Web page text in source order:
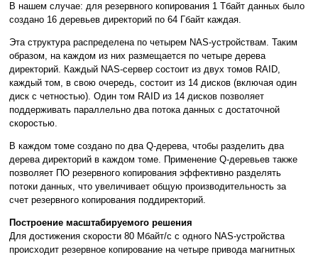
В нашем случае: для резервного копирования 1 Tбайт данных было
создано 16 деревьев директорий по 64 Гбайт каждая.
Эта структура распределена по четырем NAS-устройствам. Таким
образом, на каждом из них размещается по четыре дерева
директорий. Каждый NAS-сервер состоит из двух томов RAID,
каждый том, в свою очередь, состоит из 14 дисков (включая один
диск с четностью). Один том RAID из 14 дисков позволяет
поддерживать параллельно два потока данных с достаточной
скоростью.
В каждом томе создано по два Q-дерева, чтобы разделить два
дерева директорий в каждом томе. Применение Q-деревьев также
позволяет ПО резервного копирования эффективно разделять
потоки данных, что увеличивает общую производительность за
счет резервного копирования поддиректорий.
Построение масштабируемого решения
Для достижения скорости 80 Mбайт/с с одного NAS-устройства
происходит резервное копирование на четыре привода магнитных